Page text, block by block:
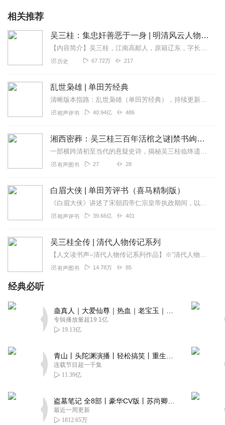
相关推荐
吴三桂：集忠奸善恶于一身 | 明清风云人物系列
【内容简介】吴三桂，江南高邮人，原籍辽东，字长伯。武举出身，明末任总兵，字宁远。曾参与松山之战，封平西伯，率军驻守山海关。李自成率义军进占北京，吴三桂向清睿亲王...
历史 67.72万 217
乱世枭雄 | 单田芳经典
清晰版本指路：乱世枭雄（单田芳经典），持续更新中《乱世枭雄》讲的是东北王张作霖和其子少帅张学良的传奇故事，是著名评书艺术家单田芳先生根据大量的历史材料和广为流传...
相声评书 40.94亿 486
湘西密葬：吴三桂三百年活棺之谜|禁书岣嵝神书疑云
一部横跨清初至当代的悬疑史诗，揭秘吴三桂临终遗命与湘西秘葬之谜。【内容简介】《护棺风云》讲述的是康熙十七年，衡州行宫。大周皇帝吴三桂病入膏肓，临终前将一部记载着...
有声图书 27 28
白眉大侠 | 单田芳评书（喜马精制版）
《白眉大侠》讲述了宋朝四帝仁宗皇帝执政期间，以徐良、白云瑞为书胆，包括七侠、大五义、小五义、小七杰等众开封府校尉，在八王赵德芳、包拯、颜查散等清官的支持下，为保...
相声评书 39.66亿 401
吴三桂全传 | 清代人物传记系列
【人文读书声--清代人物传记系列作品】※“清代人物传记”系列作品之吴三桂※还原一个集明清改朝换代诸矛盾于一身真实吴三桂【作品介绍】吴三桂是中国历史上一位充满...
有声图书 14.78万 85
经典必听
专辑播放量超19.1亿
19.13亿
连载节目超一千集
11.39亿
最近一周更新
1812.65万